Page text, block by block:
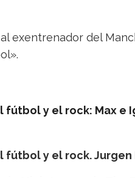
exentrenador del
fútbol y el rock: Max e
fútbol y el rock.